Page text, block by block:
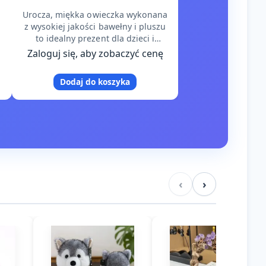
Urocza, miękka owieczka wykonana
z wysokiej jakości bawełny i pluszu
to idealny prezent dla dzieci i
dorosłych. Może pełnić rolę
przytulanki, dekoracji pokoju…
Zaloguj się, aby zobaczyć cenę
Dodaj do koszyka
‹ ›